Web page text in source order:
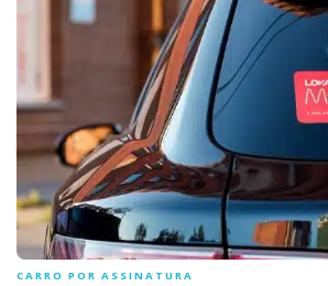
CARRO POR ASSINATURA